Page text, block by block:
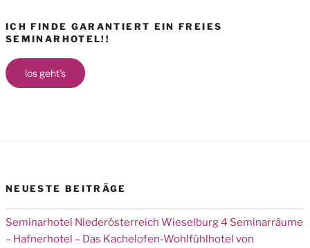
ICH FINDE GARANTIERT EIN FREIES
SEMINARHOTEL!!
los geht's
NEUESTE BEITRÄGE
Seminarhotel Niederösterreich Wieselburg 4 Seminarräume
– Hafnerhotel – Das Kachelofen-Wohlfühlhotel von